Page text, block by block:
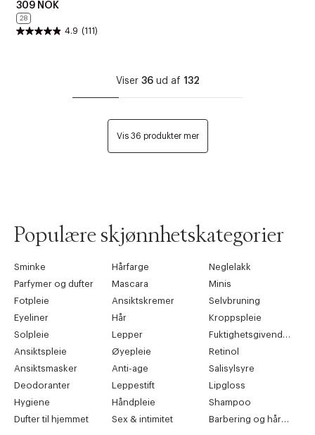
309 NOK
28
4.9 (111)
Viser 36ud af 132
Vis 36 produkter mer
Populære skjønnhetskategorier
Sminke Hårfarge
Neglelakk
Parfymer og dufter
Mascara
Minis
Fotpleie
Ansiktskremer
Selvbruning
Eyeliner
Hår
Kroppspleie
Solpleie
Lepper
Fuktighetsgivende pleie
Ansiktspleie
Øyepleie
Retinol
Ansiktsmasker
Anti-age
Salisylsyre
Deodoranter
Leppestift
Lipgloss
Hygiene
Håndpleie
Shampoo
Dufter til hjemmet
Sex & intimitet Barbering og hårfjerning